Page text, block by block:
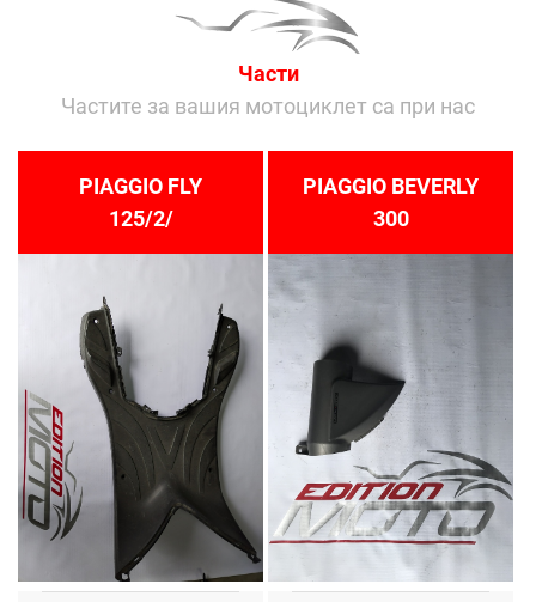
Части
Частите за вашия мотоциклет са при нас
PIAGGIO FLY
125/2/
PIAGGIO BEVERLY
300